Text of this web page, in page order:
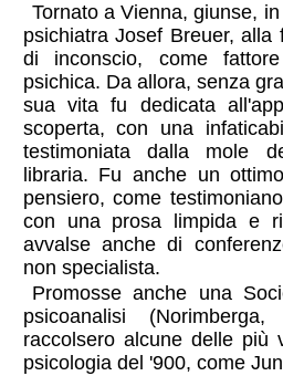
Tornato a Vienna, giunse,
psichiatra Josef Breuer, alla
di inconscio, come
psichica. Da allora, senza
sua vita fu dedicata
scoperta, con una
testimoniata dalla mole
libraria. Fu anche un
pensiero, come
con una prosa limpida e
avvalse anche di
non specialista.
Promosse anche una
psicoanalisi
raccolsero alcune delle più
psicologia del '900, come